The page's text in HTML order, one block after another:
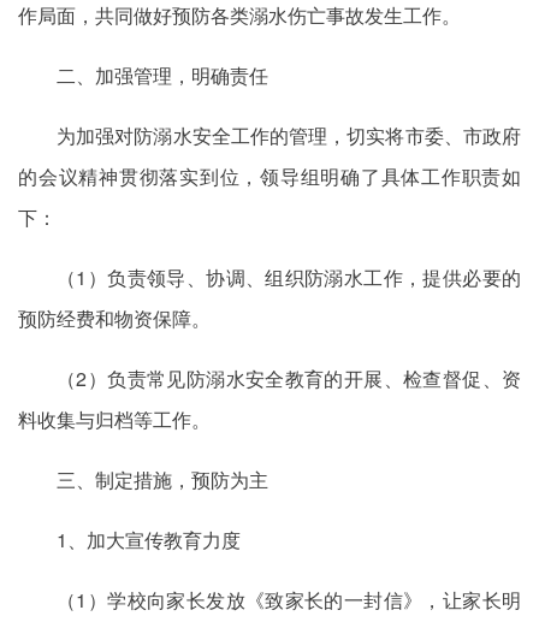
作局面，共同做好预防各类溺水伤亡事故发生工作。
二、加强管理，明确责任
为加强对防溺水安全工作的管理，切实将市委、市政府
的会议精神贯彻落实到位，领导组明确了具体工作职责如
下：
（1）负责领导、协调、组织防溺水工作，提供必要的
预防经费和物资保障。
（2）负责常见防溺水安全教育的开展、检查督促、资
料收集与归档等工作。
三、制定措施，预防为主
1、加大宣传教育力度
（1）学校向家长发放《致家长的一封信》，让家长明